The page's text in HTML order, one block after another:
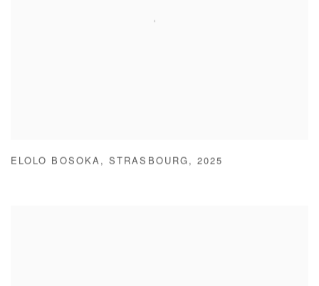
ELOLO BOSOKA ,STRASBOURG ,2025